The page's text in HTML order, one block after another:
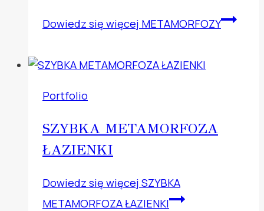
Dowiedz się więcej METAMORFOZY
Portfolio
SZYBKA METAMORFOZA
ŁAZIENKI
Dowiedz się więcej SZYBKA
METAMORFOZA ŁAZIENKI